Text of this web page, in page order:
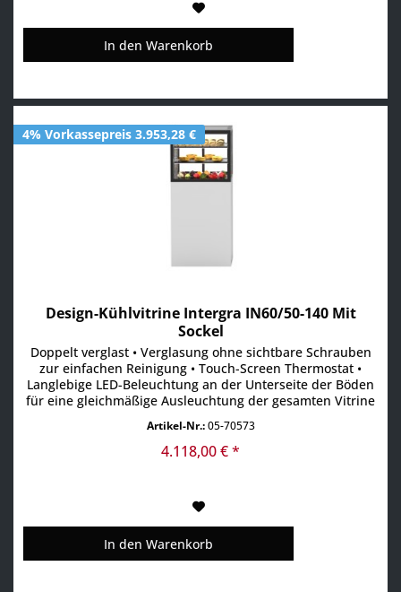
In den Warenkorb
4% Vorkassepreis 3.953,28 €
Design-Kühlvitrine Intergra IN60/50-140 Mit
Sockel
Doppelt verglast • Verglasung ohne sichtbare Schrauben
zur einfachen Reinigung • Touch-Screen Thermostat •
Langlebige LED-Beleuchtung an der Unterseite der Böden
für eine gleichmäßige Ausleuchtung der gesamten Vitrine
Kühleinheit für zuverlässige Kühlung • Umluftkühlung +2°
bis +6°C im gesamten Innenraum (bei 21°C...
Artikel-Nr.:05-70573
4.118,00 € *
In den Warenkorb